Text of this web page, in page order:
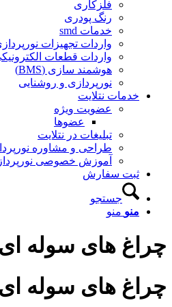
فلزکاری
رنگ پودری
خدمات smd
واردات تجهیزات
واردات قطعات
هوشمند سازی (BMS)
نورپردازی و روشنایی
خدمات نتلایت
عضویت ویژه
عضوها
تبلیغات در نتلایت
طراحی و مشاوره
آموزش خصوصی
ثبت سفارش
جستجو
منو منو
چراغ های سوله
چراغ های سوله